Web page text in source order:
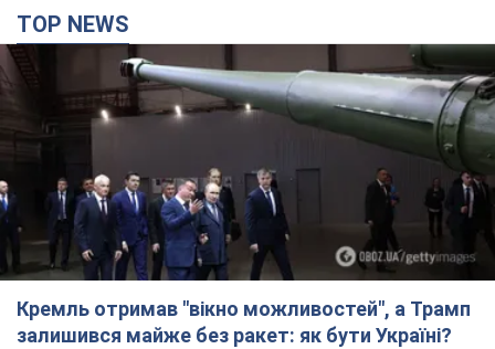
TOP NEWS
Кремль отримав "вікно можливостей", а Трамп
залишився майже без ракет: як бути Україні?